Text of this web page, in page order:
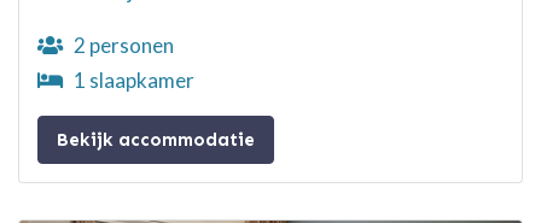
2 personen
1 slaapkamer
Bekijk accommodatie